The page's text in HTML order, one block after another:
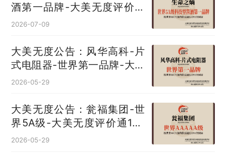
酒第一品牌-大美无度评价通
193国
2026-07-09
大美无度公告：风华高科-片
式电阻器‌-世界第一品牌-大美
无度评价通193国
2026-05-29
大美无度公告：瓮福集团-世
界5A级-大美无度评价通193
国
2026-05-29